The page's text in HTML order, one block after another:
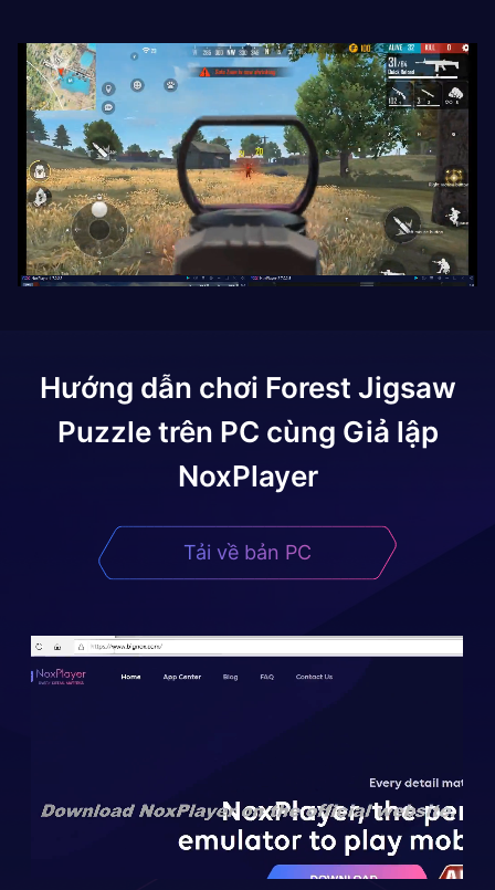
Hướng dẫn chơi Forest Jigsaw
Puzzletrên PC cùng Giả lập
NoxPlayer
Tải về bản PC